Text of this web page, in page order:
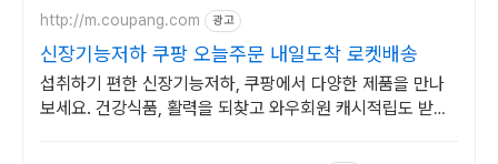
http://m.coupang.com 광고
신장기능저하 쿠팡 오늘주문 내일도착 로켓배송
섭취하기 편한 신장기능저하, 쿠팡에서 다양한 제품을 만나
보세요. 건강식품, 활력을 되찾고 와우회원 캐시적립도 받으